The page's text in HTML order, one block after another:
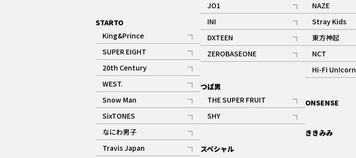
STARTO
King&Prince
記事
SUPER EIGHT
記事
20th Century
記事
WEST.
記事
Snow Man
記事
ギャラリー
SixTONES
記事
ギャラリー
なにわ男子
記事
Travis Japan
JO1
記事
ギャラリー
INI
記事
ギャラリー
DXTEEN
記事
ギャラリー
ZEROBASEONE
記事
つば男
THE SUPER FRUIT
記事
ギャラリー
SHY
記事
スペシャル
NAZE
記事
Stray Kids
記事
東方神起
記事
NCT
記事
Hi-Fi Un!corn
記事
ONSENSE
ききみみ